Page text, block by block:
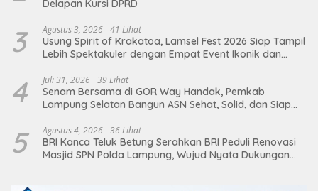
Delapan Kursi DPRD
3 Agustus 3, 2026 41 Lihat
Usung Spirit of Krakatoa, Lamsel Fest 2026 Siap Tampil
Lebih Spektakuler dengan Empat Event Ikonik dan
4 Juli 31, 2026 39 Lihat
Senam Bersama di GOR Way Handak, Pemkab
Lampung Selatan Bangun ASN Sehat, Solid, dan Siap
5 Agustus 4, 2026 36 Lihat
BRI Kanca Teluk Betung Serahkan BRI Peduli Renovasi
Masjid SPN Polda Lampung, Wujud Nyata Dukungan